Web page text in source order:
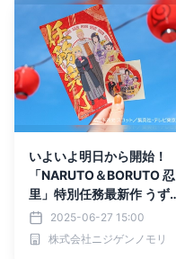
いよいよ明日から開始！
「NARUTO＆BORUTO 忍
里」特別任務最新作 うず
まきナルト一家の日常を垣
間見よう！ 忍里特別任務
第25弾『ラーメン大作
2025-06-27 15:00
株式会社ニジゲンノモリ